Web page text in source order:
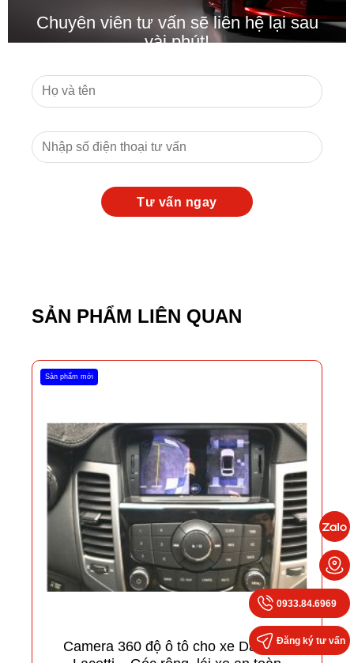
Chuyên viên tư vấn sẽ liên hệ lại sau
vài phút!
SẢN PHẨM LIÊN QUAN
Sản phẩm mới
Camera 360 độ ô tô cho xe Daewoo
0933.84.6969
Đăng ký tư vấn